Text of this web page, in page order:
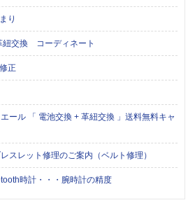
り
交換 コーディネート
正
ール 「 電池交換 + 革紐交換 」送料無料キャ
スレット修理のご案内（ベルト修理）
時計・・・腕時計の精度